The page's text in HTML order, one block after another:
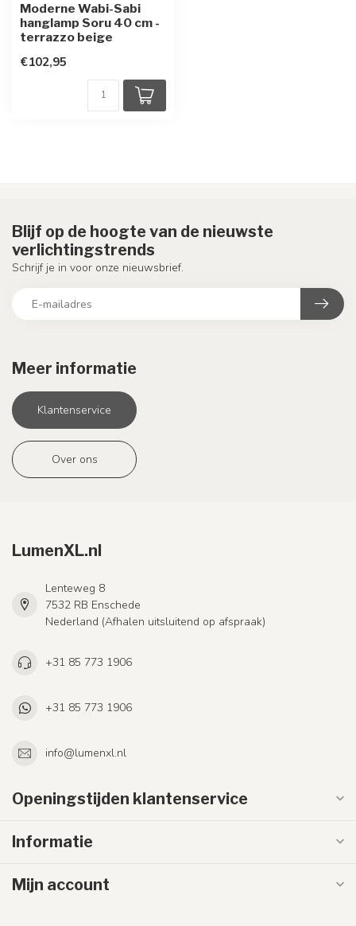
Moderne Wabi-Sabi
hanglamp Soru 40 cm -
terrazzo beige
€102,95
Meer informatie
Klantenservice
Over ons
Blijf op de hoogte van de nieuwste
verlichtingstrends
Schrijf je in voor onze nieuwsbrief.
LumenXL.nl
Lenteweg 8
7532 RB Enschede
Nederland (Afhalen uitsluitend op afspraak)
+31 85 773 1906
+31 85 773 1906
info@lumenxl.nl
Openingstijden klantenservice
Informatie
Mijn account